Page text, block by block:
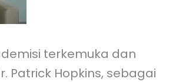
terkemuka dan
Patrick Hopkins, sebagai